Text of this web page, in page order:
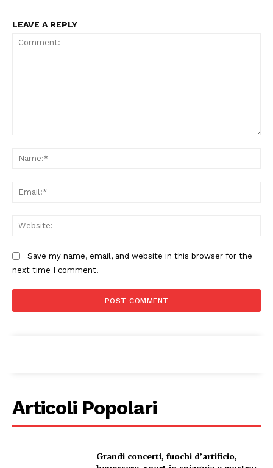
LEAVE A REPLY
Save my name, email, and website in this browser for the
next time I comment.
Articoli Popolari
Grandi concerti, fuochi d’artificio,